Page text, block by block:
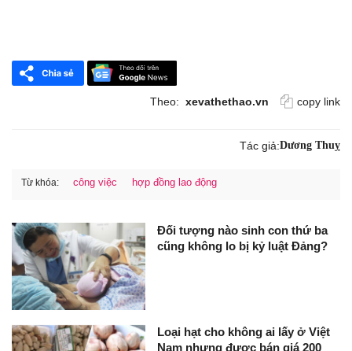
Theo: xevathethao.vn copy link
Tác giả:Dương Thuỵ
Từ khóa: công việc hợp đồng lao động
Đối tượng nào sinh con thứ ba
cũng không lo bị kỷ luật Đảng?
Loại hạt cho không ai lấy ở Việt
Nam nhưng được bán giá 200